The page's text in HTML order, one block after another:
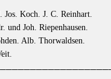
Jos. Koch. J. C. Reinhart.
und Joh. Riepenhausen.
Alb. Thorwaldsen.